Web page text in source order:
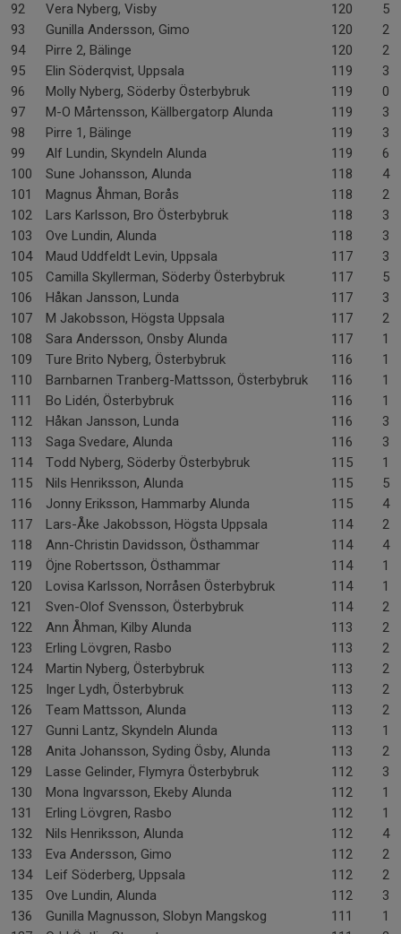
92
Vera Nyberg, Visby 120
5-2
93
Gunilla Andersson, Gimo 120
2-1
94
Pirre 2, Bälinge 120
2-1
95
Elin Söderqvist, Uppsala 119
3-2
96
Molly Nyberg, Söderby Österbybruk 119
0-1
97
M-O Mårtensson, Källbergatorp Alunda 119
3-2
98
Pirre 1, Bälinge 119
3-1
99
Alf Lundin, Skyndeln Alunda 119
6-2
100
Sune Johansson, Alunda 118
4-1
101
Magnus Åhman, Borås 118
2-1
102
Lars Karlsson, Bro Österbybruk 118
3-1
103
Ove Lundin, Alunda 118
3-0
104
Maud Uddfeldt Levin, Uppsala 117
3-1
105
Camilla Skyllerman, Söderby Österbybruk 117
5-0
106
Håkan Jansson, Lunda 117
3-1
107
M Jakobsson, Högsta Uppsala 117
2-2
108
Sara Andersson, Onsby Alunda 117
1-1
109
Ture Brito Nyberg, Österbybruk 116
1-2
110
Barnbarnen Tranberg-Mattsson, Österbybruk 116
1-2
111
Bo Lidén, Österbybruk 116
1-2
112
Håkan Jansson, Lunda 116
3-1
113
Saga Svedare, Alunda 116
3-0
114
Todd Nyberg, Söderby Österbybruk 115
1-2
115
Nils Henriksson, Alunda 115
5-0
116
Jonny Eriksson, Hammarby Alunda 115
4-1
117
Lars-Åke Jakobsson, Högsta Uppsala 114
2-0
118
Ann-Christin Davidsson, Östhammar 114
4-1
119
Öjne Robertsson, Östhammar 114
1-3
120
Lovisa Karlsson, Norråsen Österbybruk 114
1-2
121
Sven-Olof Svensson, Österbybruk 114
2-0
122
Ann Åhman, Kilby Alunda 113
2-1
123
Erling Lövgren, Rasbo 113
2-1
124
Martin Nyberg, Österbybruk 113
2-1
125
Inger Lydh, Österbybruk 113
2-3
126
Team Mattsson, Alunda 113
2-1
127
Gunni Lantz, Skyndeln Alunda 113
1-0
128
Anita Johansson, Syding Ösby, Alunda 113
2-2
129
Lasse Gelinder, Flymyra Österbybruk 112
3-2
130
Mona Ingvarsson, Ekeby Alunda 112
1-2
131
Erling Lövgren, Rasbo 112
1-3
132
Nils Henriksson, Alunda 112
4-1
133
Eva Andersson, Gimo 112
2-2
134
Leif Söderberg, Uppsala 112
2-0
135
Ove Lundin, Alunda 112
3-0
136
Gunilla Magnusson, Slobyn Mangskog 111
1-2